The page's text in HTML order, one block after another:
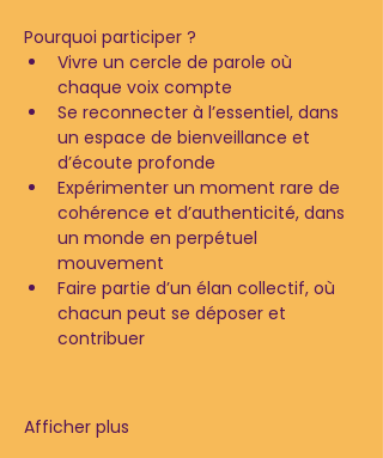
Pourquoi participer ?
Vivre un cercle de parole où
chaque voix compte
Se reconnecter à l’essentiel, dans
un espace de bienveillance et
d’écoute profonde
Expérimenter un moment rare de
cohérence et d’authenticité, dans
un monde en perpétuel
mouvement
Faire partie d’un élan collectif, où
chacun peut se déposer et
contribuer
Afficher plus